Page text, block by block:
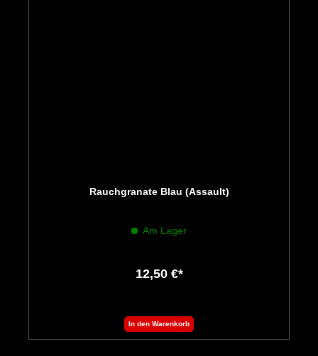
Rauchgranate Blau (Assault)
Am Lager
12,50 €*
In den Warenkorb